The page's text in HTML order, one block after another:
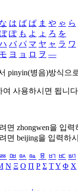
な は ば ぱ ま や ゃ ら
ぽ も よ ょ ろ を
バ パ マ ヤ ャ ラ ワ
モ ヨ ョ ロ ヲ ―
pinyin(병음)방식으
사용하시면 됩니
면 zhongwen을 입력
면 beijing을 입력하
ㅭ ㅮ ㅯ ㅰ ㅱ ㅲ ㅳ ㅴ
Ν Ξ Ο Π Ρ Σ ΤΥ Φ Χ